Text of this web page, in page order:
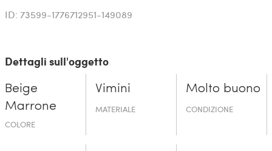
ID: 73599-1776712951-149089
Dettagli sull'oggetto
Beige
Marrone
COLORE
Vimini
MATERIALE
Molto buono
CONDIZIONE